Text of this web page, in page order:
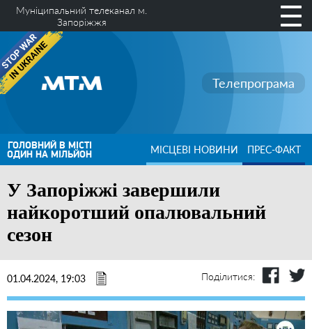
Муніципальний телеканал м.
Запоріжжя
Телепрограма
ГОЛОВНИЙ В МІСТІ
ОДИН НА МІЛЬЙОН МІСЦЕВІ НОВИНИ ПРЕС-ФАКТ
У Запоріжжі завершили
найкоротший опалювальний
сезон
01.04.2024, 19:03 Поділитися: